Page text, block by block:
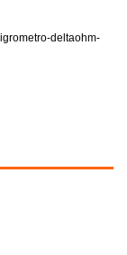
deltaohm-